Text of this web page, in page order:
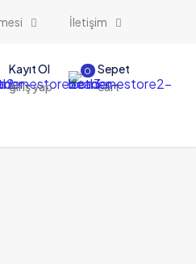
İletişim
Kayıt Ol
giriş yap
0
Sepet
cart